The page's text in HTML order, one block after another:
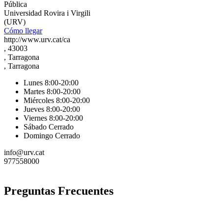
Pública
Universidad Rovira i Virgili
(URV)
Cómo llegar
http://www.urv.cat/ca
, 43003
, Tarragona
, Tarragona
Lunes 8:00-20:00
Martes 8:00-20:00
Miércoles 8:00-20:00
Jueves 8:00-20:00
Viernes 8:00-20:00
Sábado Cerrado
Domingo Cerrado
info@urv.cat
977558000
Preguntas Frecuentes